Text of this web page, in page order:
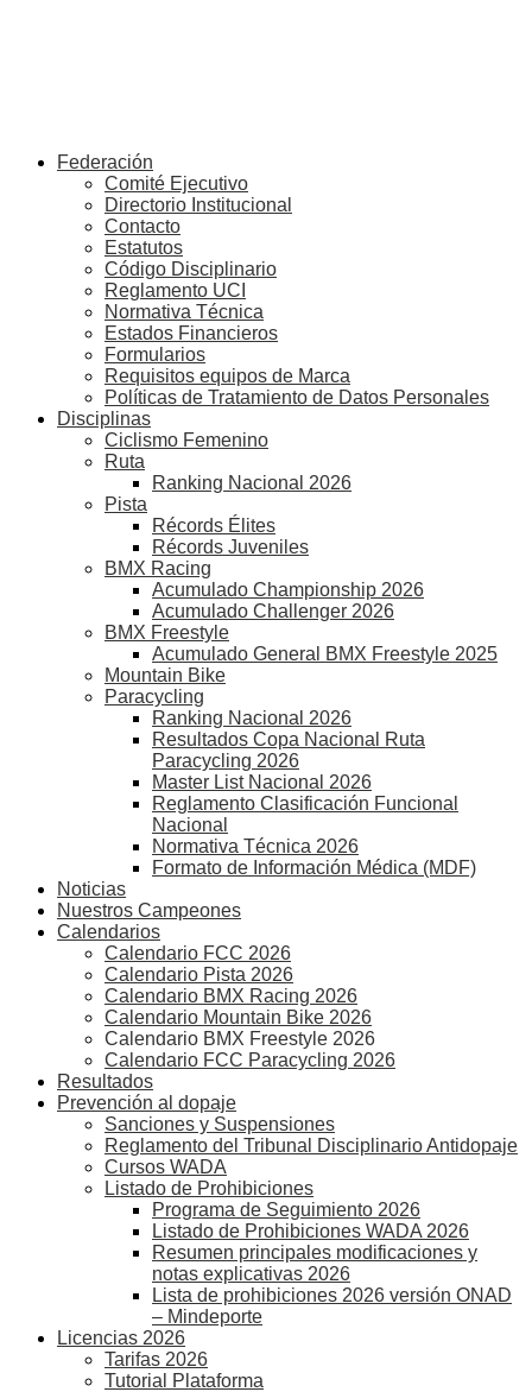
Federación
Comité Ejecutivo
Directorio Institucional
Contacto
Estatutos
Código Disciplinario
Reglamento UCI
Normativa Técnica
Estados Financieros
Formularios
Requisitos equipos de Marca
Políticas de Tratamiento de Datos Personales
Disciplinas
Ciclismo Femenino
Ruta
Ranking Nacional 2026
Pista
Récords Élites
Récords Juveniles
BMX Racing
Acumulado Championship 2026
Acumulado Challenger 2026
BMX Freestyle
Acumulado General BMX Freestyle 2025
Mountain Bike
Paracycling
Ranking Nacional 2026
Resultados Copa Nacional Ruta
Paracycling 2026
Master List Nacional 2026
Reglamento Clasificación Funcional
Nacional
Normativa Técnica 2026
Formato de Información Médica (MDF)
Noticias
Nuestros Campeones
Calendarios
Calendario FCC 2026
Calendario Pista 2026
Calendario BMX Racing 2026
Calendario Mountain Bike 2026
Calendario BMX Freestyle 2026
Calendario FCC Paracycling 2026
Resultados
Prevención al dopaje
Sanciones y Suspensiones
Reglamento del Tribunal Disciplinario Antidopaje
Cursos WADA
Listado de Prohibiciones
Programa de Seguimiento 2026
Listado de Prohibiciones WADA 2026
Resumen principales modificaciones y
notas explicativas 2026
Lista de prohibiciones 2026 versión ONAD
– Mindeporte
Licencias 2026
Tarifas 2026
Tutorial Plataforma